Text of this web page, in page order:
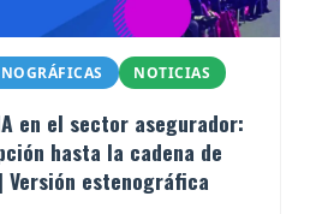
NOTICIAS
en el sector asegurador:
hasta la cadena de
estenográfica